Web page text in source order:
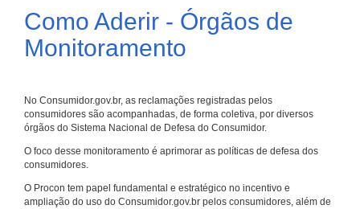
Como Aderir - Órgãos de
Monitoramento
No Consumidor.gov.br, as reclamações registradas pelos
consumidores são acompanhadas, de forma coletiva, por diversos
órgãos do Sistema Nacional de Defesa do Consumidor.
O foco desse monitoramento é aprimorar as políticas de defesa dos
consumidores.
O Procon tem papel fundamental e estratégico no incentivo e
ampliação do uso do Consumidor.gov.br pelos consumidores, além de